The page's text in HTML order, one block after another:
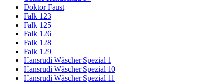
Doktor Faust
Falk 123
Falk 125
Falk 126
Falk 128
Falk 129
Hansrudi Wäscher Spezial 1
Hansrudi Wäscher Spezial 10
Hansrudi Wäscher Spezial 11